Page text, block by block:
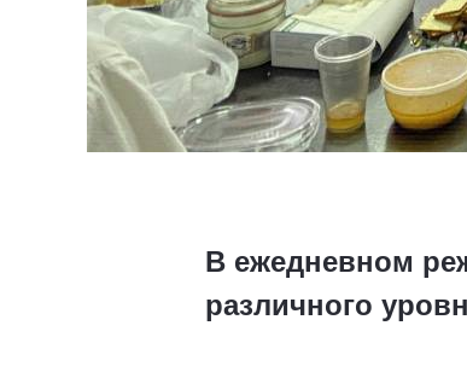
В ежедневном
различного